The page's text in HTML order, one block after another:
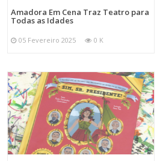
Amadora Em Cena Traz Teatro para
Todas as Idades
05 Fevereiro 2025 0 K